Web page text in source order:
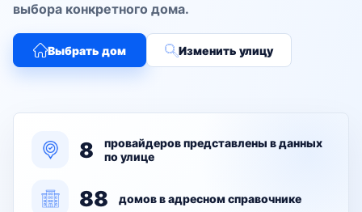
выбора конкретного дома.
Выбрать дом Изменить улицу
8
провайдеров представлены в данных
по улице
88 домов в адресном справочнике